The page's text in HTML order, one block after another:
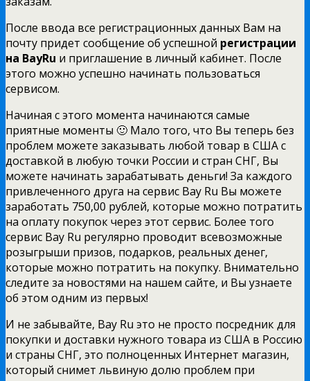
После ввода все регистрационных данных Вам на
почту придет сообщение об успешной регистрации
на BayRu и приглашение в личный кабинет. После
этого можно успешно начинать пользоваться
сервисом.
Начиная с этого момента начинаются самые
приятные моменты 🙂 Мало того, что Вы теперь без
проблем можете заказывать любой товар в США с
доставкой в любую точки России и стран СНГ, Вы
можете начинать зарабатывать деньги! За каждого
привлеченного друга на сервис Bay Ru Вы можете
заработать 750,00 рублей, которые можно потратить
на оплату покупок через этот сервис. Более того
сервис Bay Ru регулярно проводит всевозможные
розыгрыши призов, подарков, реальных денег,
которые можно потратить на покупку. Внимательно
следите за новостями на нашем сайте, и Вы узнаете
об этом одним из первых!
И не забывайте, Bay Ru это не просто посредник для
покупки и доставки нужного товара из США в Россию
и страны СНГ, это полноценных Интернет магазин,
который снимет львиную долю проблем при